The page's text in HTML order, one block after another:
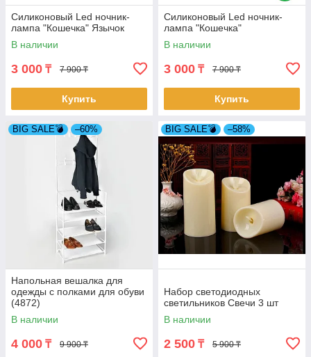
Силиконовый Led ночник-
лампа "Кошечка" Язычок
В наличии
3 000 ₸ 7 900 ₸
Купить
Силиконовый Led ночник-
лампа "Кошечка"
В наличии
3 000 ₸ 7 900 ₸
Купить
BIG SALE💣 –60%
Напольная вешалка для
одежды с полками для обуви
(4872)
В наличии
4 000 ₸ 9 900 ₸
BIG SALE💣 –58%
Набор светодиодных
светильников Свечи 3 шт
В наличии
2 500 ₸ 5 900 ₸